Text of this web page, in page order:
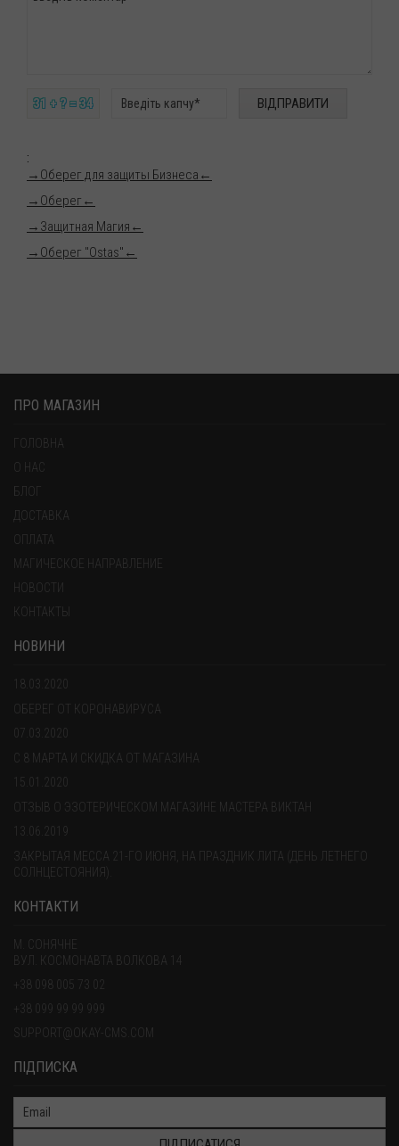
31 + ? = 34
:
→ Оберег для защиты Бизнеса ←
→ Оберег ←
→ Защитная Магия ←
→ Оберег "Ostas" ←
ПРО МАГАЗИН
ГОЛОВНА
О НАС
ДОСТАВКА
ОПЛАТА
МАГИЧЕСКОЕ НАПРАВЛЕНИЕ
НОВОСТИ
КОНТАКТЫ
НОВИНИ
18.03.2020
ОБЕРЕГ ОТ КОРОНАВИРУСА
07.03.2020
С 8 МАРТА И СКИДКА ОТ МАГАЗИНА
ОТЗЫВ О ЭЗОТЕРИЧЕСКОМ МАГАЗИНЕ МАСТЕРА ВИКТАН
13.06.2019
ЗАКРЫТАЯ МЕССА 21-ГО ИЮНЯ, НА ПРАЗДНИК ЛИТА (ДЕНЬ ЛЕТНЕГО
СОЛНЦЕСТОЯНИЯ).
КОНТАКТИ
М. СОНЯЧНЕ
ВУЛ. КОСМОНАВТА ВОЛКОВА 14
+38 098 005 73 02
+38 099 99 99 999
SUPPORT@OKAY-CMS.COM
ПІДПИСКА